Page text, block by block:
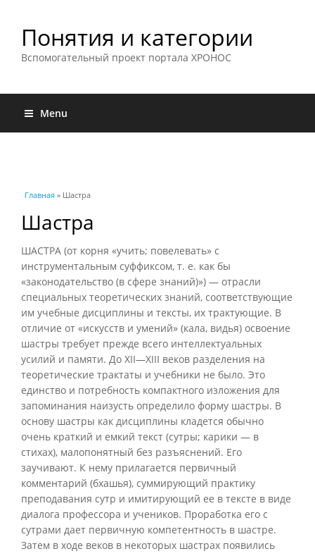
Понятия и категории
Вспомогательный проект портала ХРОНОС
Menu
Вы здесь
Главная » Шастра
Шастра
ШАСТРА (от корня «учить; повелевать» с
инструментальным суффиксом, т. е. как бы
«законодательство (в сфере знаний)») — отрасли
специальных теоретических знаний, соответствующие
им учебные дисциплины и тексты, их трактующие. В
отличие от «искусств и умений» (кала, видья) освоение
шастры требует прежде всего интеллектуальных
усилий и памяти. До XII—XIII веков разделения на
теоретические трактаты и учебники не было. Это
единство и потребность компактного изложения для
запоминания наизусть определило форму шастры. В
основу шастры как дисциплины кладется обычно
очень краткий и емкий текст (сутры; карики — в
стихах), малопонятный без разъяснений. Его
заучивают. К нему прилагается первичный
комментарий (бхашья), суммирующий практику
преподавания сутр и имитирующий ее в тексте в виде
диалога профессора и учеников. Проработка его с
сутрами дает первичную компетентность в шастре.
Затем в ходе веков в некоторых шастрах появились